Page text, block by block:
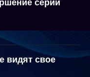
серии
видят свое